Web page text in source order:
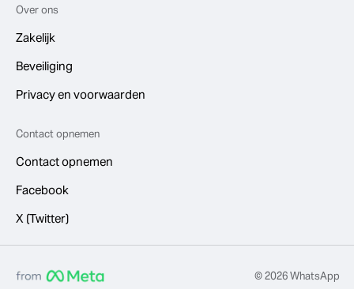
Over ons
Zakelijk
Beveiliging
Privacy en voorwaarden
Contact opnemen
Contact opnemen
Facebook
X (Twitter)
© 2026 WhatsApp